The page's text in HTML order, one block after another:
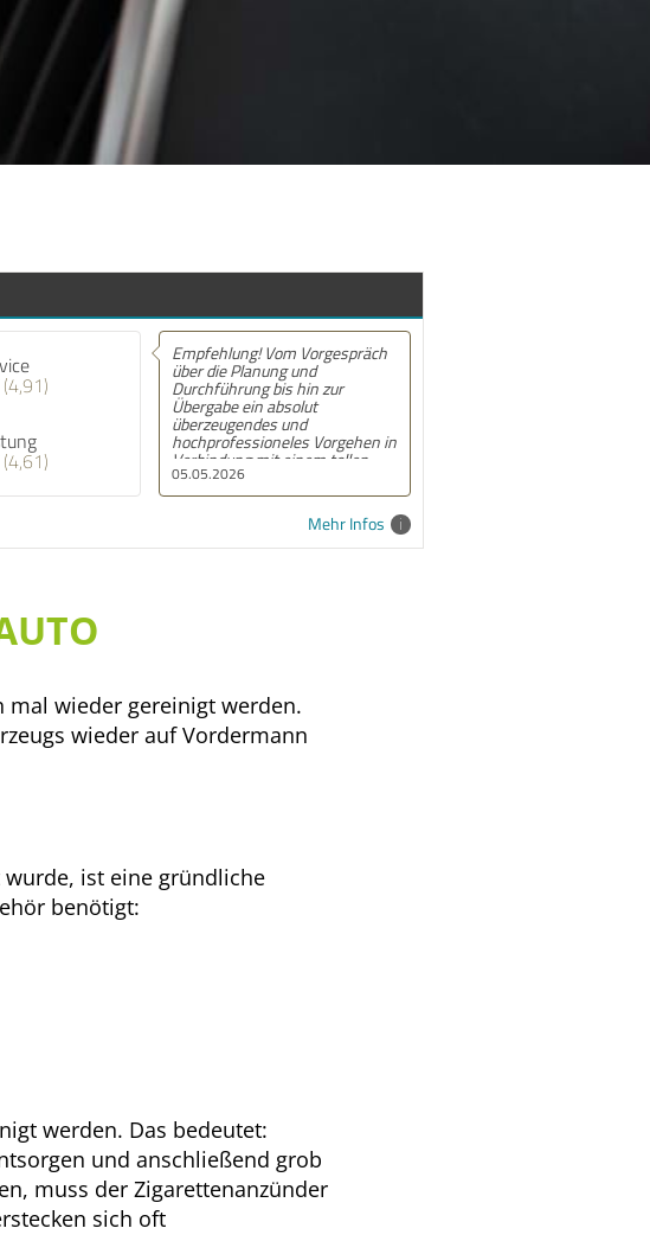
05.05.2026
Empfehlung! Vom Vorgespräch
über die Planung und
Durchführung bis hin zur
Übergabe ein absolut
überzeugendes und
hochprofessioneles Vorgehen in
Verbindung mit einem tollen
menschlichen Kontakt.
Vorbehaltlos und jederzeit
weiterzuempfehlen!Mehr Infos
wieder gereinigt werden.
wieder auf Vordermann
ist eine gründliche
benötigt:
werden. Das bedeutet:
und anschließend grob
muss der Zigarettenanzünder
sich oft